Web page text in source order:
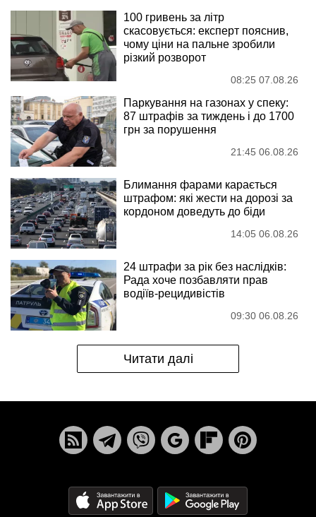
100 гривень за літр
скасовується: експерт пояснив,
чому ціни на пальне зробили
різкий розворот
08:25 07.08.26
Паркування на газонах у спеку:
87 штрафів за тиждень і до 1700
грн за порушення
21:45 06.08.26
Блимання фарами карається
штрафом: які жести на дорозі за
кордоном доведуть до біди
14:05 06.08.26
24 штрафи за рік без наслідків:
Рада хоче позбавляти прав
водіїв-рецидивістів
09:30 06.08.26
Читати далі